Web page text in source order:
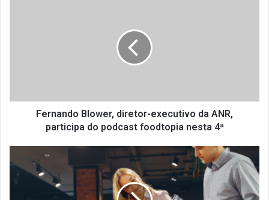
podcast
foodtopiaFernando Blower, diretor-executivo da ANR,
participa do podcast foodtopia nesta 4ª
das
famílias